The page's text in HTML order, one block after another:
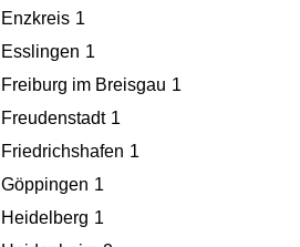
Enzkreis 1
Esslingen 1
Freiburg im Breisgau 1
Freudenstadt 1
Friedrichshafen 1
Göppingen 1
Heidelberg 1